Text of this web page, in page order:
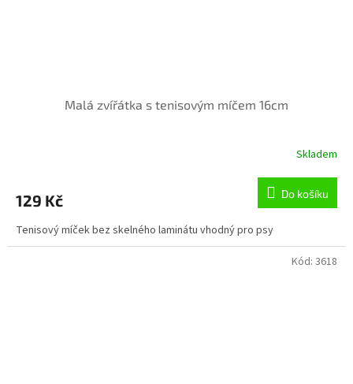
Malá zvířátka s tenisovým míčem 16cm
Skladem
129 Kč Do košíku
Tenisový míček bez skelného laminátu vhodný pro psy
Kód: 3618